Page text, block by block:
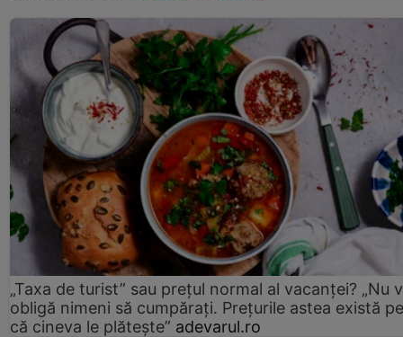
„Taxa de turist” sau prețul normal al vacanței? „Nu
obligă nimeni să cumpărați. Prețurile astea există
că cineva le plătește” adevarul.ro